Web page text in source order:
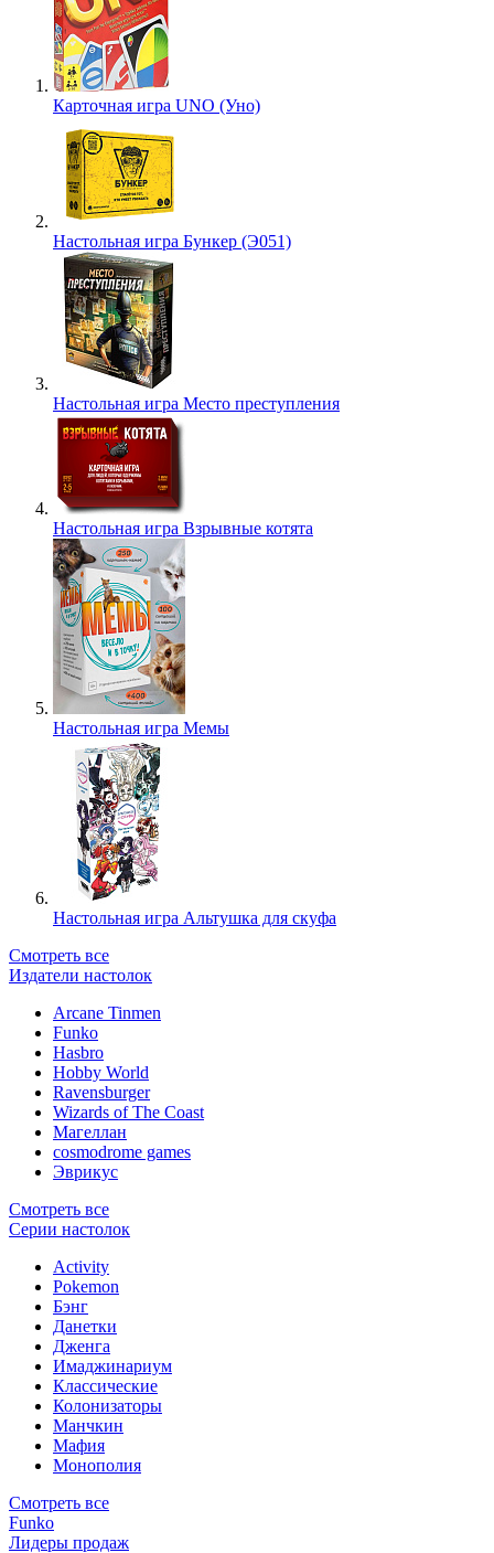
Карточная игра UNO (Уно)
Настольная игра Бункер (Э051)
Настольная игра Место преступления
Настольная игра Взрывные котята
Настольная игра Мемы
Настольная игра Альтушка для скуфа
Смотреть все
Издатели настолок
Arcane Tinmen
Funko
Hasbro
Hobby World
Ravensburger
Wizards of The Coast
Магеллан
сosmodrome games
Эврикус
Смотреть все
Серии настолок
Activity
Pokemon
Бэнг
Данетки
Дженга
Имаджинариум
Классические
Колонизаторы
Манчкин
Мафия
Монополия
Смотреть все
Funko
Лидеры продаж